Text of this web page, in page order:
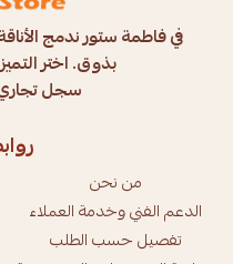
في فاطمة ستور ندمج
بذوق. اختر
سجل تجاري:
من نحن
الدعم الفني وخدمة العملاء
تفصيل حسب الطلب